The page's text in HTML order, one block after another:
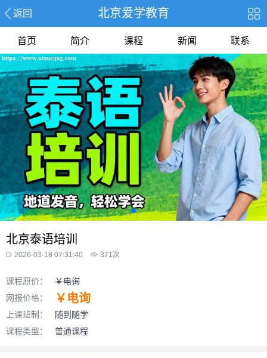
返回 北京爱学教育
首页 简介 课程 新闻 联系
北京泰语培训
2026-03-18 07:31:40 371次
课程原价：
￥电询
网报价格：
￥电询
上课班制：
随到随学
课程类型：
普通课程